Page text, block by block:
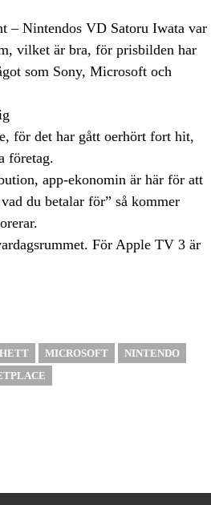
– Nintendos VD Satoru Iwata var
vilket är bra, för prisbilden har
som Sony, Microsoft och
för det har gått oerhört fort hit,
företag.
app-ekonomin är här för att
du betalar för” så kommer
För Apple TV 3 är
HETT MICROSOFT
NINTENDO